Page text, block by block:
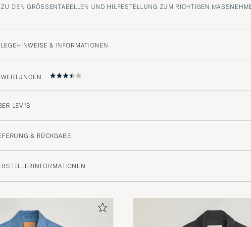
ZU DEN GRÖSSENTABELLEN UND HILFESTELLUNG ZUM RICHTIGEN MASSNEHMEN
& INFORMATIONEN
3.8
(7)
LEVI'S
& RÜCKGABE